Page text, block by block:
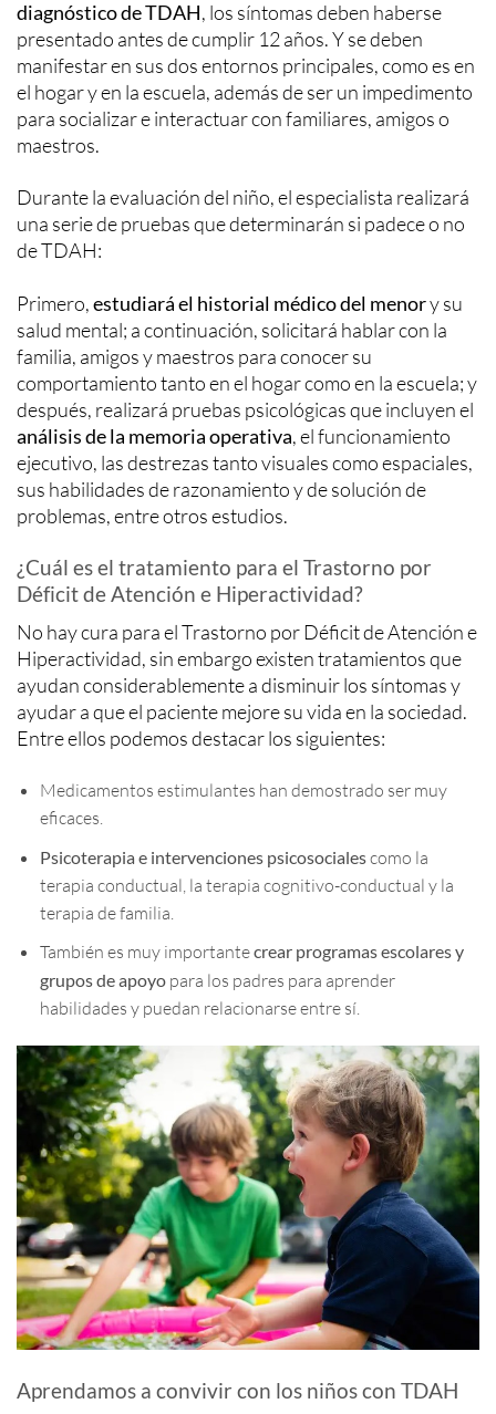
diagnóstico de TDAH, los síntomas deben haberse
presentado antes de cumplir 12 años. Y se deben
manifestar en sus dos entornos principales, como es en
el hogar y en la escuela, además de ser un impedimento
para socializar e interactuar con familiares, amigos o
maestros.
Durante la evaluación del niño, el especialista realizará
una serie de pruebas que determinarán si padece o no
de TDAH:
Primero,estudiará el historial médico del menory su
salud mental; a continuación, solicitará hablar con la
familia, amigos y maestros para conocer su
comportamiento tanto en el hogar como en la escuela; y
después, realizará pruebas psicológicas que incluyen el
análisis de la memoria operativa, el funcionamiento
ejecutivo, las destrezas tanto visuales como espaciales,
sus habilidades de razonamiento y de solución de
problemas, entre otros estudios.
¿Cuál es el tratamiento para el Trastorno por
Déficit de Atención e Hiperactividad?
No hay cura para el Trastorno por Déficit de Atención e
Hiperactividad, sin embargo existen tratamientos que
ayudan considerablemente a disminuir los síntomas y
ayudar a que el paciente mejore su vida en la sociedad.
Entre ellos podemos destacar los siguientes:
Medicamentos estimulantes han demostrado ser muy
eficaces.
Psicoterapia e intervenciones psicosocialescomo la
terapia conductual, la terapia cognitivo-conductual y la
terapia de familia.
También es muy importantecrear programas escolares y
grupos de apoyopara los padres para aprender
habilidades y puedan relacionarse entre sí.
Aprendamos a convivir con los niños con TDAH